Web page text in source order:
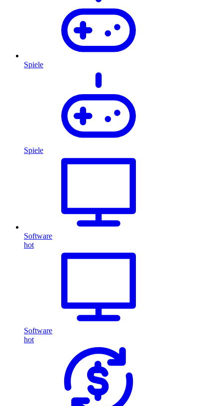
Spiele
Spiele
Software
hot
Software
hot